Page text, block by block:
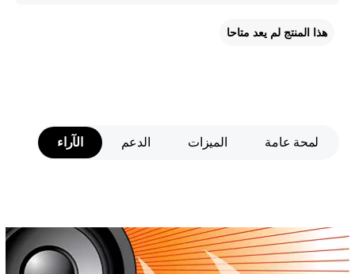
هذا المنتج لم يعد متاحا
لمحة عامة الميزات الدعم الآراء